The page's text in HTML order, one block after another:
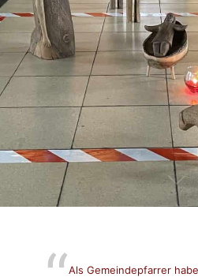
Als Gemeindepfarrer